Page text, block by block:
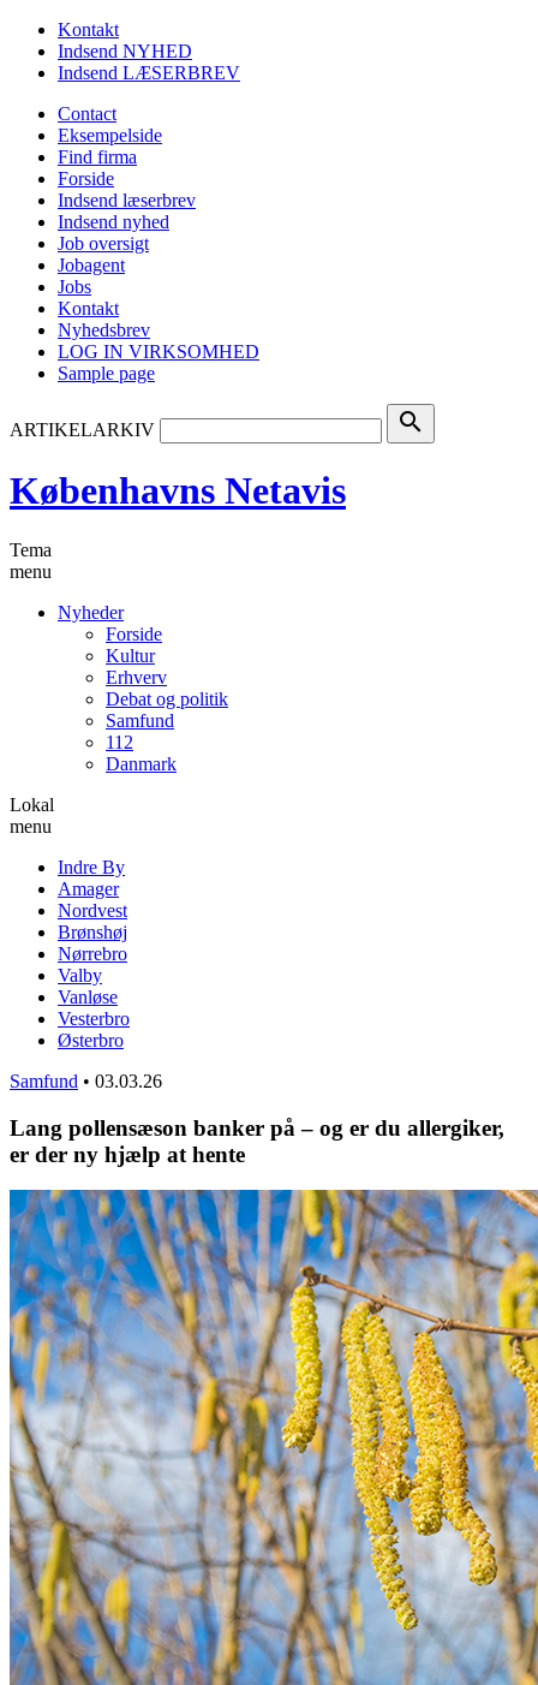
Kontakt
Indsend NYHED
Indsend LÆSERBREV
Contact
Eksempelside
Find firma
Forside
Indsend læserbrev
Indsend nyhed
Job oversigt
Jobagent
Jobs
Kontakt
Nyhedsbrev
LOG IN VIRKSOMHED
Sample page
ARTIKELARKIV search
Københavns Netavis
Tema
menu
Nyheder
Forside
Kultur
Erhverv
Debat og politik
Samfund
112
Danmark
Lokal
menu
Indre By
Amager
Nordvest
Brønshøj
Nørrebro
Valby
Vanløse
Vesterbro
Østerbro
Samfund • 03.03.26
Lang pollensæson banker på – og er du allergiker,
er der ny hjælp at hente